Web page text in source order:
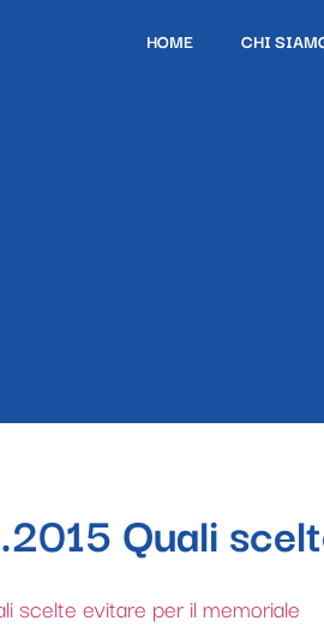
HOME CHI
Quali
scelte evitare per il memoriale